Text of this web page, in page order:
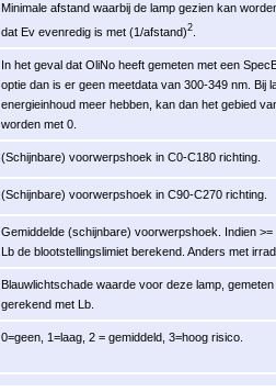
Minimale afstand waarbij de lamp gezien kan
dat Ev evenredig is met (1/afstand)2
In het geval dat OliNo heeft gemeten met een
optie dan is er geen meetdata van 300-349 nm. Bij
energieinhoud meer hebben, kan dan het gebied
worden met 0.
(Schijnbare) voorwerpshoek in C0-C180 richting.
(Schijnbare) voorwerpshoek in C90-C270 richting.
Gemiddelde (schijnbare) voorwerpshoek. Indien
Lb de blootstellingslimiet berekend. Anders met
Blauwlichtschade waarde voor deze lamp,
gerekend met Lb.
0=geen, 1=laag, 2 = gemiddeld, 3=hoog risico.